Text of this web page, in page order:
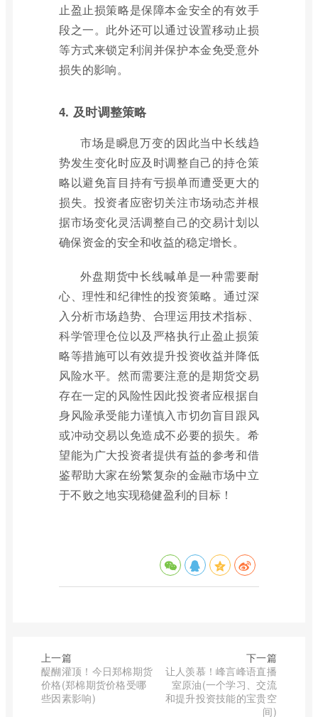
止盈止损策略是保障本金安全的有效手
段之一。此外还可以通过设置移动止损
等方式来锁定利润并保护本金免受意外
损失的影响。
4. 及时调整策略
市场是瞬息万变的因此当中长线趋
势发生变化时应及时调整自己的持仓策
略以避免盲目持有亏损单而遭受更大的
损失。投资者应密切关注市场动态并根
据市场变化灵活调整自己的交易计划以
确保资金的安全和收益的稳定增长。
外盘期货中长线喊单是一种需要耐
心、理性和纪律性的投资策略。通过深
入分析市场趋势、合理运用技术指标、
科学管理仓位以及严格执行止盈止损策
略等措施可以有效提升投资收益并降低
风险水平。然而需要注意的是期货交易
存在一定的风险性因此投资者应根据自
身风险承受能力谨慎入市切勿盲目跟风
或冲动交易以免造成不必要的损失。希
望能为广大投资者提供有益的参考和借
鉴帮助大家在纷繁复杂的金融市场中立
于不败之地实现稳健盈利的目标！
上一篇
醍醐灌顶！今日郑棉期货
价格(郑棉期货价格受哪
些因素影响)
下一篇
让人羡慕！峰言峰语直播
室原油(一个学习、交流
和提升投资技能的宝贵空
间)